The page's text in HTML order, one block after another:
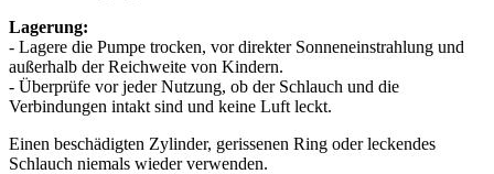
Lagerung:
- Lagere die Pumpe trocken, vor direkter Sonneneinstrahlung und
außerhalb der Reichweite von Kindern.
- Überprüfe vor jeder Nutzung, ob der Schlauch und die
Verbindungen intakt sind und keine Luft leckt.
Einen beschädigten Zylinder, gerissenen Ring oder leckendes
Schlauch niemals wieder verwenden.